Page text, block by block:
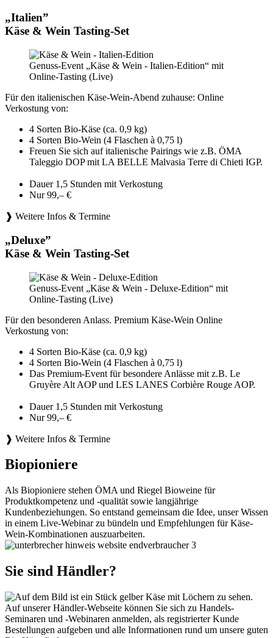
„Italien”
Käse & Wein Tasting-Set
Genuss-Event „Käse & Wein - Italien-Edition“ mit
Online-Tasting (Live)
Für den italienischen Käse-Wein-Abend zuhause: Online
Verkostung von:
4 Sorten Bio-Käse (ca. 0,9 kg)
4 Sorten Bio-Wein (4 Flaschen à 0,75 l)
Freuen Sie sich auf italienische Pairings wie z.B. ÖMA
Taleggio DOP mit LA BELLE Malvasia Terre di Chieti IGP.
Dauer 1,5 Stunden mit Verkostung
Nur 99,– €
❱ Weitere Infos & Termine
„Deluxe”
Käse & Wein Tasting-Set
Genuss-Event „Käse & Wein - Deluxe-Edition“ mit
Online-Tasting (Live)
Für den besonderen Anlass. Premium Käse-Wein Online
Verkostung von:
4 Sorten Bio-Käse (ca. 0,9 kg)
4 Sorten Bio-Wein (4 Flaschen à 0,75 l)
Das Premium-Event für besondere Anlässe mit z.B. Le
Gruyère Alt AOP und LES LANES Corbière Rouge AOP.
Dauer 1,5 Stunden mit Verkostung
Nur 99,– €
❱ Weitere Infos & Termine
Biopioniere
Als Biopioniere stehen ÖMA und Riegel Bioweine für
Produktkompetenz und -qualität sowie langjährige
Kundenbeziehungen. So entstand gemeinsam die Idee, unser Wissen
in einem Live-Webinar zu bündeln und Empfehlungen für Käse-
Wein-Kombinationen auszuarbeiten.
Sie sind Händler?
Auf unserer Händler-Webseite können Sie sich zu Handels-
Seminaren und -Webinaren anmelden, als registrierter Kunde
Bestellungen aufgeben und alle Informationen rund um unsere guten